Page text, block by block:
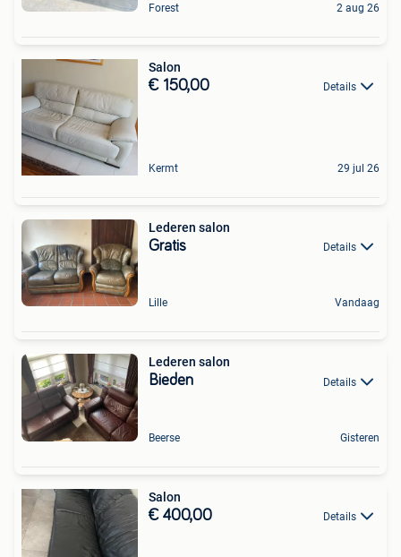
Forest 2 aug 26
Salon
€ 150,00 Details
Kermt 29 jul 26
Lederen salon
Gratis Details
Lille Vandaag
Lederen salon
Bieden Details
Beerse Gisteren
Salon
€ 400,00 Details